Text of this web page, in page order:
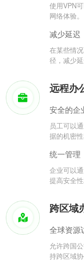
使用VPN
网络体验。
减少延迟
在某些情
径，减少延
远程办
安全的企
员工可以
据的机密性
统一管理
企业可以
提高安全性
跨区域
全球资源
允许跨国
持跨区域协